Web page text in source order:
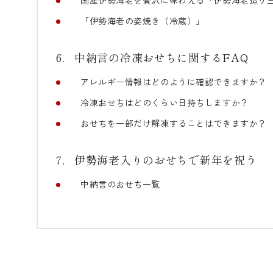
「伊勢海老の姿焼き（冷蔵）」
中納言の冷凍おせちに関するFAQ
アレルギー情報はどのように確認できますか？
冷凍おせちはどのくらい日持ちしますか？
おせちを一部だけ解凍することはできますか？
伊勢海老入りのおせちで新年を祝う
中納言のおせち一覧